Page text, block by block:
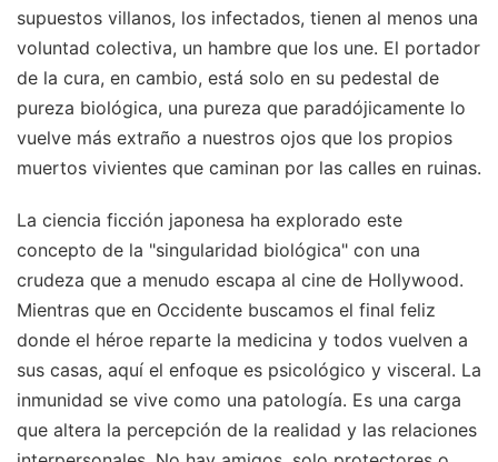
supuestos villanos, los infectados, tienen al menos una
voluntad colectiva, un hambre que los une. El portador
de la cura, en cambio, está solo en su pedestal de
pureza biológica, una pureza que paradójicamente lo
vuelve más extraño a nuestros ojos que los propios
muertos vivientes que caminan por las calles en ruinas.
La ciencia ficción japonesa ha explorado este
concepto de la "singularidad biológica" con una
crudeza que a menudo escapa al cine de Hollywood.
Mientras que en Occidente buscamos el final feliz
donde el héroe reparte la medicina y todos vuelven a
sus casas, aquí el enfoque es psicológico y visceral. La
inmunidad se vive como una patología. Es una carga
que altera la percepción de la realidad y las relaciones